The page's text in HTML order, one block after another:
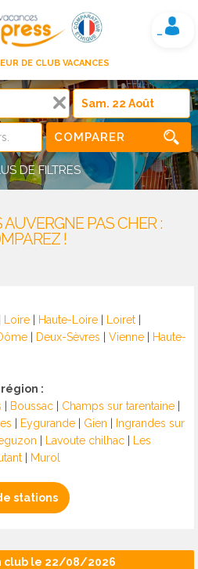
DE CLUB VACANCES
Mon compte
COMPARER
DE FILTRES
PAS CHER :
!
Loire Haute-Loire Loiret
Deux-Sèvres Vienne
Haute-
:
Boussac Champs sur tarentaine
Eygurande Gien
Ingrandes sur
Lavoute chilhac
Les
Murol
stations
club le 22/08/2026